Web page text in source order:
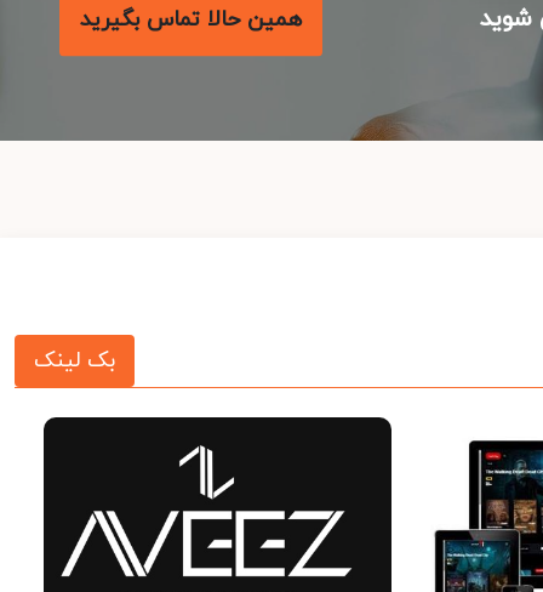
همین حالا تماس بگیرید
بک لینک